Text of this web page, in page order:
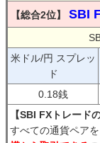
【総合2位】 SBI
米ドル/円 スプレッ
ド
0.18銭
【SBI FXトレード
すべての通貨ペアを